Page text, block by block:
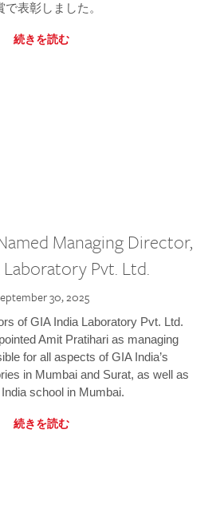
で表彰しました。
続きを読む
Managing Director,
Laboratory Pvt. Ltd.
30, 2025
of GIA India Laboratory Pvt. Ltd.
Amit Pratihari as managing
for all aspects of GIA India’s
in Mumbai and Surat, as well as
school in Mumbai.
続きを読む